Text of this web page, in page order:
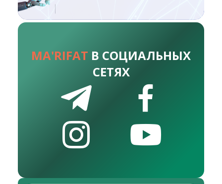
MA'RIFAT В СОЦИАЛЬНЫХ
СЕТЯХ